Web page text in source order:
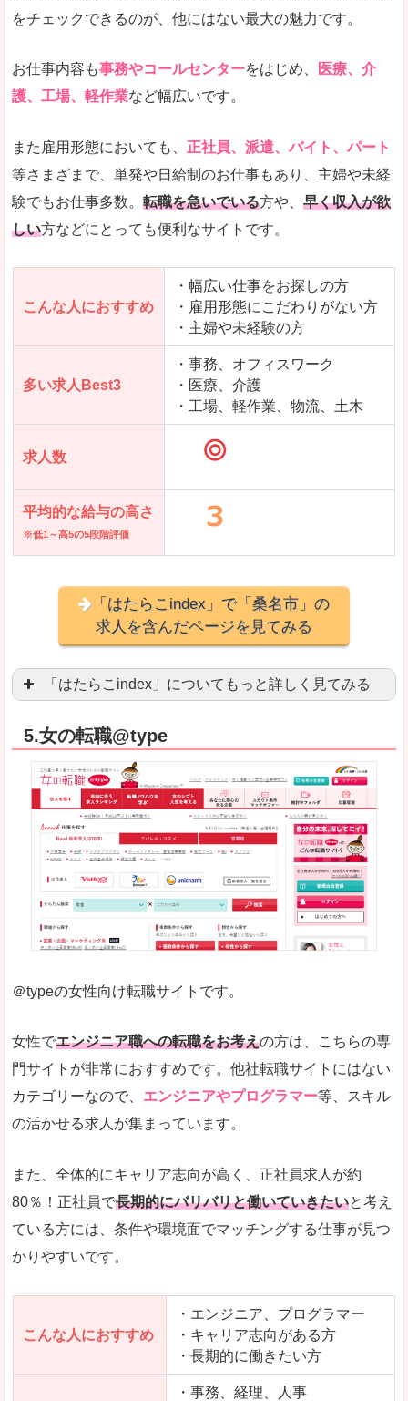
さまざまな検索機能が充実しており、条件面やこ
ただし、求人情報が少し見づらいです。
「マイナビ転職女性のおしごと」で「桑名市」
の
求人を含んだページを見てみる
をチェックできるのが、他にはない最大の魅力です。
お仕事内容も事務やコールセンターをはじめ、
医療、介
護、工場、軽作業など幅広いです。
また雇用形態においても、 正社員、派遣、バイト、パート
等さまざまで、単発や日給制のお仕事もあり、主婦や未経
験でもお仕事多数。 転職を急いでいる方や、 早く収入が欲
しい方などにとっても便利なサイトです。
こんな人におすすめ
・幅広い仕事をお探しの方
・雇用形態にこだわりがない方
・主婦や未経験の方
多い求人Best3
・事務、オフィスワーク
・医療、介護
・工場、軽作業、物流、土木
求人数
平均的な給与の高さ
※低1～高5の5段階評価
「はたらこindex」で「桑名市」の
求人を含んだページを見てみる
「はたらこindex」についてもっと詳しく見てみる
良いところ
求人が毎時更新されます！（他社求人サイトは週
希望職種の平均時給が瞬時にわかります。アルバ
求人数が多すぎて、逆に絞り込みに悩んだり、迷
雇用形態にもよりますが、給与額に幅があります。
詳しい説明
希望する職種の平均時給がすぐにわかるので、給
また、他社転職サイトにはない日払いや週払いと
新着案件が続々とアップされるので、転職を急い
人気度
また、上戸彩さんのCMでおなじみなこともあり
使いやすさ
全体的にオレンジ色のトーンで、見ていても疲れ
「はたらこindex」で「桑名市」の
求人を含んだページを見てみる
5.女の転職@type
＠typeの女性向け転職サイトです。
女性でエンジニア職への転職をお考えの方は、こちらの専
門サイトが非常におすすめです。他社転職サイトにはない
カテゴリーなので、 エンジニアやプログラマー等、スキル
の活かせる求人が集まっています。
また、全体的にキャリア志向が高く、正社員求人が約
80％！正社員で長期的にバリバリと働いていきたいと考え
ている方には、条件や環境面でマッチングする仕事が見つ
かりやすいです。
こんな人におすすめ
・エンジニア、プログラマー
・キャリア志向がある方
・長期的に働きたい方
・事務、経理、人事